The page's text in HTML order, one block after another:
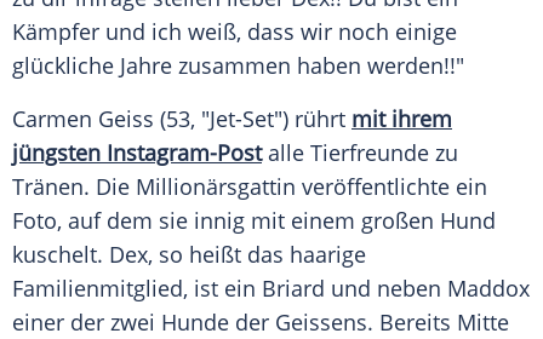
Kämpfer und ich weiß, dass wir noch einige
glückliche Jahre zusammen haben werden!!"
Carmen Geiss (53, "Jet-Set") rührt mit ihrem
jüngsten Instagram-Postalle Tierfreunde zu
Tränen. Die Millionärsgattin veröffentlichte ein
Foto, auf dem sie innig mit einem großen Hund
kuschelt. Dex, so heißt das haarige
Familienmitglied, ist ein Briard und neben Maddox
einer der zwei Hunde der Geissens. Bereits Mitte